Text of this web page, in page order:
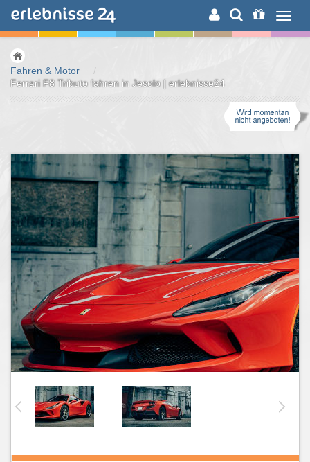
ERLEBNISSUCHE
Fahren & Motor
/
Ferrari F8 Tributo fahren in Jesolo | erlebnisse24